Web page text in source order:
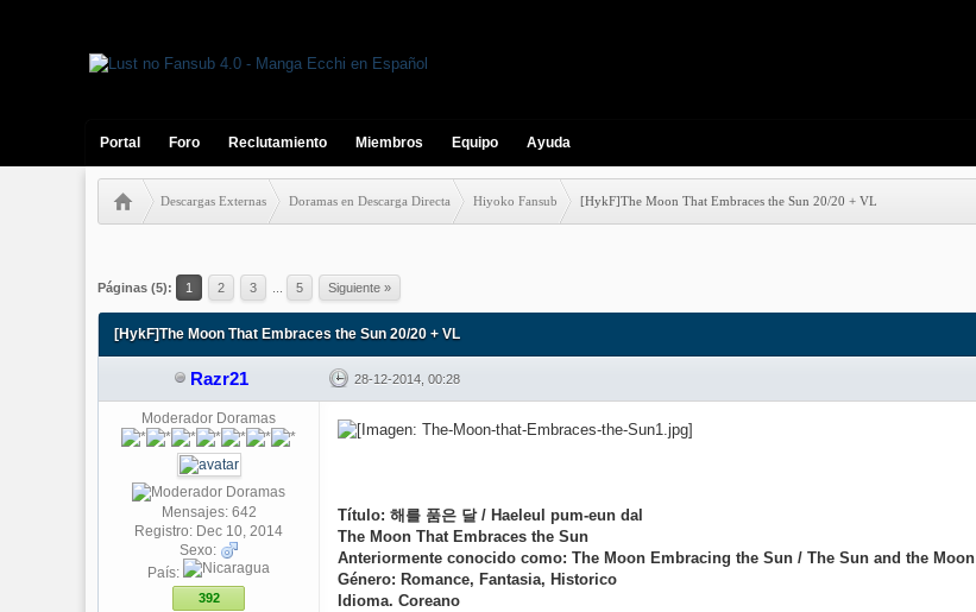
Portal Foro Reclutamiento Miembros Equipo Ayuda
Descargas Externas Doramas en Descarga Directa Hiyoko Fansub [HykF]The Moon That Embraces the Sun 20/20 + VL
Páginas (5): 1 2 3 5 Siguiente »
3 votos - 5 Media
[HykF]The Moon That Embraces the Sun 20/20 + VL
Razr21 28-12-2014, 00:28
Moderador Doramas
Mensajes: 642
Registro: Dec 10, 2014
Sexo:
País:
392
Título: 해를 품은 달 / Haeleul pum-eun dal
The Moon That Embraces the Sun
Anteriormente conocido como: The Moon Embracing the Sun / The Sun and the Moon
Género: Romance, Fantasia, Historico
Idioma. Coreano